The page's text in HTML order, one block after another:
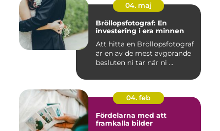
04. maj
Bröllopsfotograf: En
investering i era minnen
Att hitta en Bröllopsfotograf
är en av de mest avgörande
besluten ni tar när ni ...
04. feb
Fördelarna med att
framkalla bilder